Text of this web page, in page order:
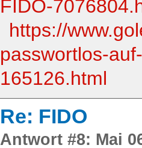
FIDO-
https://
passwortlos-
165126.html
Re: FIDO
Antwort #8: Mai